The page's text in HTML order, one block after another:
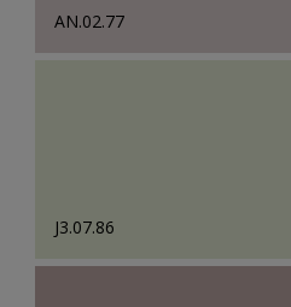
AN.02.77
J3.07.86